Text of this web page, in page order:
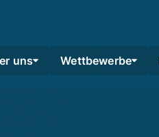
uns Wettbewerbe